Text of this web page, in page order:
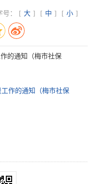
号： [ 大 ] [ 中 ] [ 小 ]
的通知（梅市社保
作的通知（梅市社保